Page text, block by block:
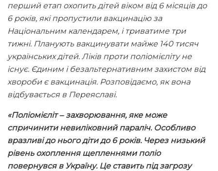
перший етап охопить дітей віком від 6 місяців до
6 років, які пропустили вакцинацію за
Національним календарем, і триватиме три
тижні. Планують вакцинувати майже 140 тисяч
українських дітей. Ліків проти поліомієліту не
існує. Єдиним і безальтернативним захистом від
хвороби є вакцинація. Розповідаємо, як вона
відбувається в Переяславі.
«Поліомієліт ‒ захворювання, яке може
спричинити невиліковний параліч. Особливо
вразливі до нього діти до 6 років. Через низький
рівень охоплення щепленнями поліо
повернувся в Україну. Це ставить під загрозу